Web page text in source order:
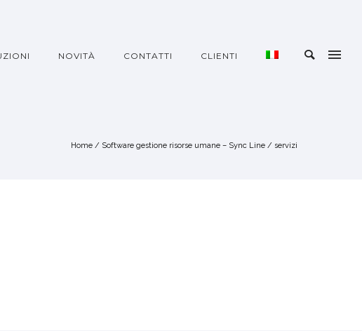
NOVITÀ CONTATTI CLIENTI
Home / Software gestione risorse umane – Sync Line / servizi